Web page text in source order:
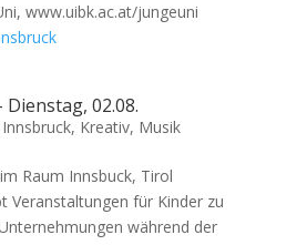
www.uibk.ac.at/jungeuni
Dienstag, 02.08.
, Kreativ, Musik
Raum Innsbuck, Tirol
Veranstaltungen für Kinder zu
während der